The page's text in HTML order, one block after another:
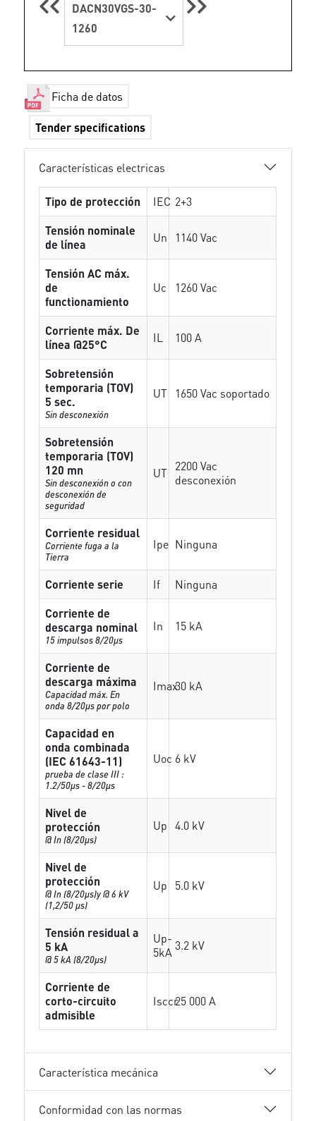
DACN30VGS-30-
1260
Ficha de datos
Tender specifications
Características electricas
Tipo de protección IEC 2+3
Tensión nominale
de línea
Un 1140 Vac
Tensión AC máx.
de
functionamiento
Uc 1260 Vac
Corriente máx. De
línea @25°C
IL 100 A
Sobretensión
temporaria (TOV)
5 sec.
Sin desconexión
UT 1650 Vac soportado
Sobretensión
temporaria (TOV)
120 mn
Sin desconexión o con
desconexión de
seguridad
UT 2200 Vac
desconexión
Corriente residual
Corriente fuga a la
Tierra
Ipe Ninguna
Corriente serie If
Ninguna
Corriente de
descarga nominal
15 impulsos 8/20µs
In 15 kA
Corriente de
descarga máxima
Capacidad máx. En
onda 8/20µs por polo
Imax30 kA
Capacidad en
onda combinada
(IEC 61643-11)
prueba de clase III :
1.2/50µs - 8/20µs
Uoc 6 kV
Nivel de
protección
@ In (8/20µs)
Up 4.0 kV
Nivel de
protección
@ In (8/20µs)y @ 6 kV
(1,2/50 µs)
Up 5.0 kV
Tensión residual a
5 kA
@ 5 kA (8/20µs)
Up-
5kA 3.2 kV
Corriente de
corto-circuito
admisible
Isccr25 000 A
Característica mecánica
Conformidad con las normas